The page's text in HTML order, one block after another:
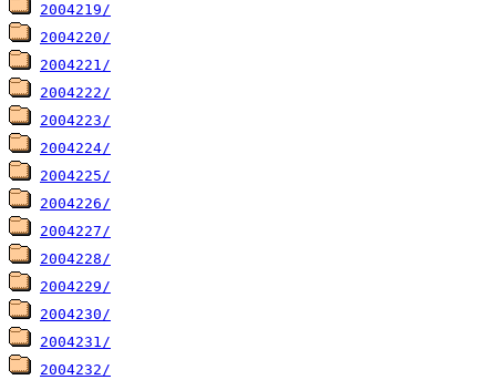
2004219/
2004220/
2004221/
2004222/
2004223/
2004224/
2004225/
2004226/
2004227/
2004228/
2004229/
2004230/
2004231/
2004232/